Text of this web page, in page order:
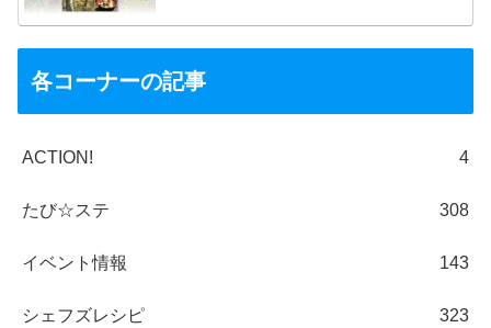
各コーナーの記事
ACTION! 4
たび☆ステ 308
イベント情報 143
シェフズレシピ 323